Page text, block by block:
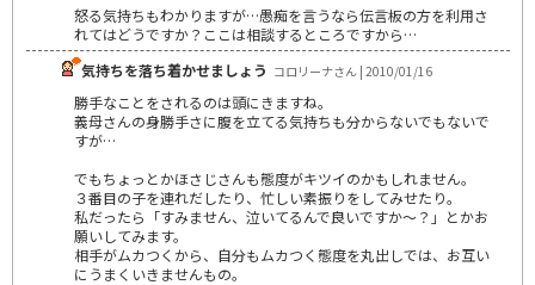
怒る気持ちもわかりますが…愚痴を言うなら伝言板の方を利用さ
れてはどうですか？ここは相談するところですから…
気持ちを落ち着かせましょう コロリーナさん | 2010/01/16
勝手なことをされるのは頭にきますね。
義母さんの身勝手さに腹を立てる気持ちも分からないでもないで
すが…
でもちょっとかほさじさんも態度がキツイのかもしれません。
３番目の子を連れだしたり、忙しい素振りをしてみせたり。
私だったら「すみません、泣いてるんで良いですか～？」とかお
願いしてみます。
相手がムカつくから、自分もムカつく態度を丸出しでは、お互い
にうまくいきませんもの。